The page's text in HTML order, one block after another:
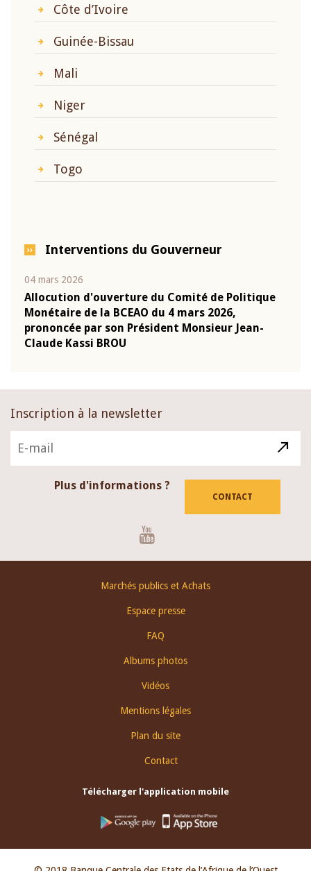
Côte d’Ivoire
Guinée-Bissau
Mali
Niger
Sénégal
Togo
Interventions du Gouverneur
04 mars 2026
Allocution d'ouverture du Comité de Politique
Monétaire de la BCEAO du 4 mars 2026,
prononcée par son Président Monsieur Jean-
Claude Kassi BROU
Inscription à la newsletter
Plus d'informations ?
CONTACT
Marchés publics et Achats
Espace presse
FAQ
Albums photos
Vidéos
Mentions légales
Plan du site
Contact
Télécharger l'application mobile